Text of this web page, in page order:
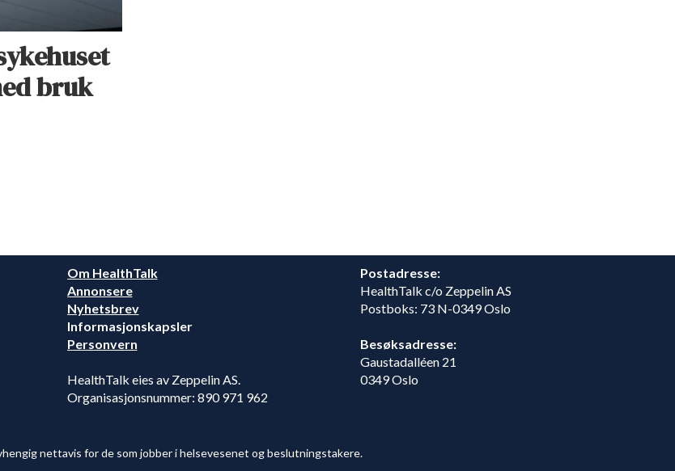
bruk
Om HealthTalk
Annonsere
Nyhetsbrev
Informasjonskapsler
Personvern
HealthTalk eies av Zeppelin AS.
Organisasjonsnummer: 890 971 962
Postadresse:
HealthTalk c/o Zeppelin AS
Postboks: 73 N-0349 Oslo
Besøksadresse:
Gaustadalléen 21
0349 Oslo
nettavis for de som jobber i helsevesenet og beslutningstakere.